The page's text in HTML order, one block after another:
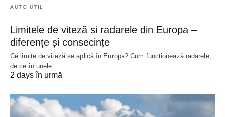
AUTO UTIL
Limitele de viteză și radarele din Europa –
diferențe și consecințe
Ce limite de viteză se aplică în Europa? Cum funcționează radarele,
de ce în unele…
2 days în urmă